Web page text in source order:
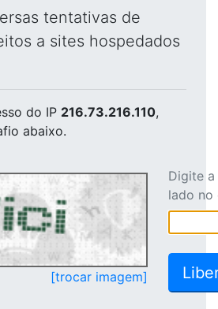
tentativas de
a sites hospedados
do IP 216.73.216.110,
abaixo.
[trocar imagem]
Digite
lado no